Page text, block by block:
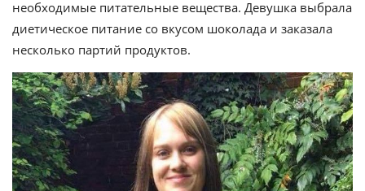
необходимые питательные вещества. Девушка выбрала
диетическое питание со вкусом шоколада и заказала
несколько партий продуктов.